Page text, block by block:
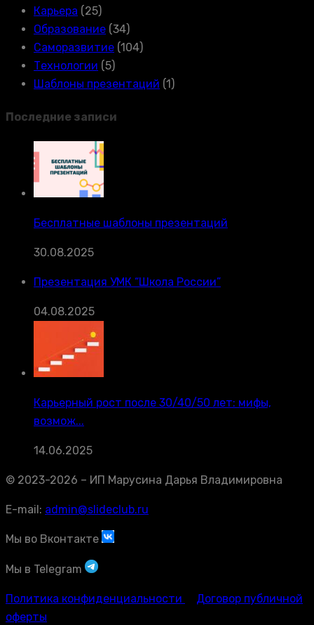
Карьера (25)
Образование (34)
Саморазвитие (104)
Технологии (5)
Шаблоны презентаций (1)
Последние записи
Бесплатные шаблоны презентаций
30.08.2025
Презентация УМК “Школа России”
04.08.2025
Карьерный рост после 30/40/50 лет: мифы,
возмож...
14.06.2025
© 2023-2026 – ИП Марусина Дарья Владимировна
E-mail: admin@slideclub.ru
Мы во Вконтакте
Мы в Telegram
Политика конфиденциальности
Договор публичной
оферты